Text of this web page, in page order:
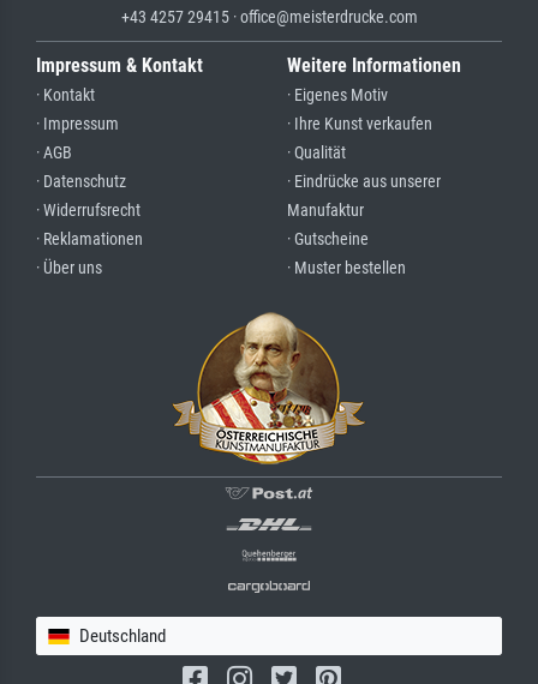
+43 4257 29415 · office@meisterdrucke.com
Impressum & Kontakt
· Kontakt
· Impressum
· AGB
· Datenschutz
· Widerrufsrecht
· Reklamationen
· Über uns
Weitere Informationen
· Eigenes Motiv
· Ihre Kunst verkaufen
· Qualität
· Eindrücke aus unserer
Manufaktur
· Gutscheine
· Muster bestellen
Deutschland